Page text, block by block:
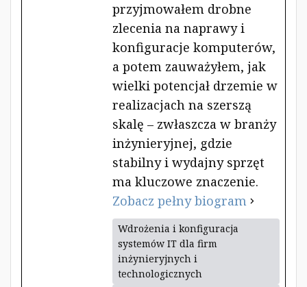
przyjmowałem drobne
zlecenia na naprawy i
konfiguracje komputerów,
a potem zauważyłem, jak
wielki potencjał drzemie w
realizacjach na szerszą
skalę – zwłaszcza w branży
inżynieryjnej, gdzie
stabilny i wydajny sprzęt
ma kluczowe znaczenie.
Zobacz pełny biogram
Wdrożenia i konfiguracja
systemów IT dla firm
inżynieryjnych i
technologicznych